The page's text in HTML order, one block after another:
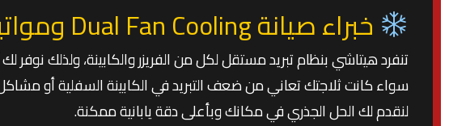
خبراء صيانة Dual Fan Cooling ومواتير Hitachi
تنفرد هيتاشي بنظام تبريد مستقل لكل من الفريزر والكابينة، ولذلك نوفر لك
لنقدم لك الحل الجذري في مكانك وبأعلى دقة يابانية ممكنة.